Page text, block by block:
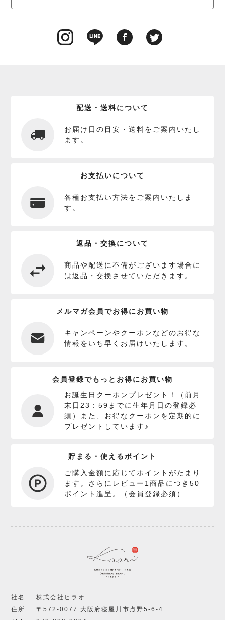
配送・送料について
お届け日の目安・送料をご案内いたし
ます。
お支払いについて
各種お支払い方法をご案内いたしま
す。
返品・交換について
商品や配送に不備がございます場合に
は返品・交換させていただきます。
メルマガ会員でお得にお買い物
キャンペーンやクーポンなどのお得な
情報をいち早くお届けいたします。
会員登録でもっとお得にお買い物
お誕生日クーポンプレゼント！（前月
末日23：59までに生年月日の登録必
須）また、お得なクーポンを定期的に
プレゼントしています♪
貯まる・使えるポイント
ご購入金額に応じてポイントがたまり
ます。さらにレビュー1商品につき50
ポイント進呈。（会員登録必須）
社名
株式会社ヒラオ
住所
〒572-0077 大阪府寝屋川市点野5-6-4